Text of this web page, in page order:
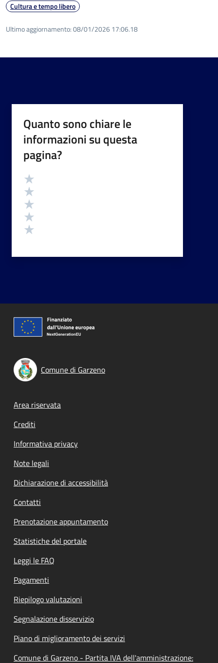
Cultura e tempo libero
Ultimo aggiornamento:08/01/2026 17:06.18
Quanto sono chiare le
informazioni su questa
pagina?
Valutazione
Comune di Garzeno
Footer menu
Area riservata
Crediti
Informativa privacy
Note legali
Dichiarazione di accessibilità
Contatti
Prenotazione appuntamento
Statistiche del portale
Leggi le FAQ
Pagamenti
Riepilogo valutazioni
Segnalazione disservizio
Piano di miglioramento dei servizi
Comune di Garzeno - Partita IVA dell'amministrazione: